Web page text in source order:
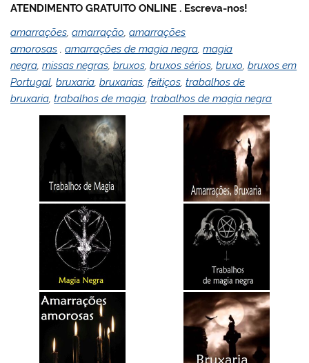
ATENDIMENTO GRATUITO ONLINE . Escreva-nos!
amarrações,amarração,amarrações
amorosas ,amarrações de magia negra,magia
negra,missas negras,bruxos,bruxos sérios,bruxo,bruxos em
Portugal,bruxaria,bruxarias,feitiços,trabalhos de
bruxaria,trabalhos de magia,trabalhos de magia negra